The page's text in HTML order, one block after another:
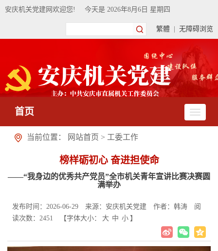
安庆机关党建网欢迎您! 今天是 2026年8月6日 星期四
繁體 无障碍浏览
首页
当前位置： 网站首页 > 工委工作
榜样砺初心 奋进担使命
——“我身边的优秀共产党员”全市机关青年宣讲比赛决赛圆
满举办
发布时间：2026-06-29 来源：安庆机关党建 作者：韩涛
阅
读次数： 2451 【字体大小： 大 中 小 】